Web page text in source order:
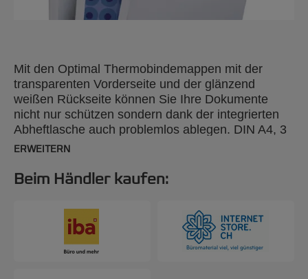
Mit den Optimal Thermobindemappen mit der
transparenten Vorderseite und der glänzend
weißen Rückseite können Sie Ihre Dokumente
nicht nur schützen sondern dank der integrierten
Abheftlasche auch problemlos ablegen. DIN A4, 3
mm. 100 Stück.
ERWEITERN
Beim Händler kaufen: